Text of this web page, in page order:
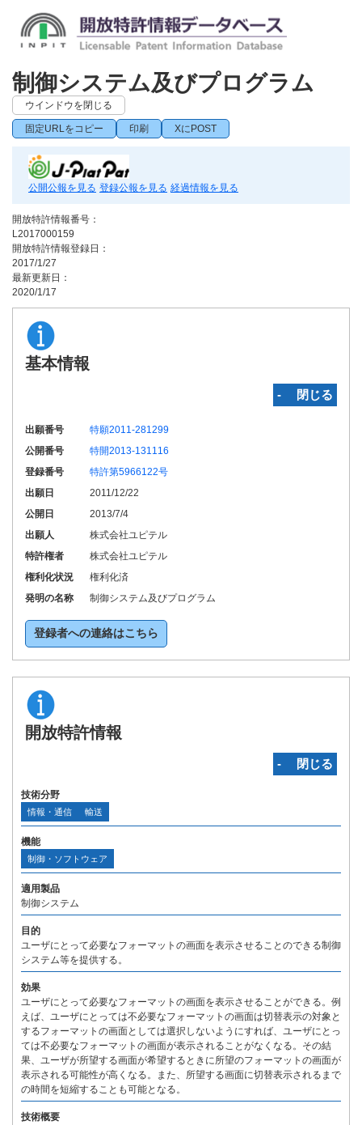
制御システム及びプログラム
ウインドウを閉じる
固定URLをコピー 印刷 XにPOST
公開公報を見る 登録公報を見る 経過情報を見る
開放特許情報番号：
L2017000159
開放特許情報登録日：
2017/1/27
最新更新日：
2020/1/17
基本情報
‐ 閉じる
出願番号
特願2011-281299
公開番号
特開2013-131116
登録番号
特許第5966122号
出願日
2011/12/22
公開日
2013/7/4
出願人
株式会社ユピテル
特許権者
株式会社ユピテル
権利化状況
権利化済
発明の名称
制御システム及びプログラム
登録者への連絡はこちら
開放特許情報
‐ 閉じる
技術分野
情報・通信 輸送
機能
制御・ソフトウェア
適用製品
制御システム
目的
ユーザにとって必要なフォーマットの画面を表示させることのできる制御
システム等を提供する。
効果
ユーザにとって必要なフォーマットの画面を表示させることができる。例
えば、ユーザにとっては不必要なフォーマットの画面は切替表示の対象と
するフォーマットの画面としては選択しないようにすれば、ユーザにとっ
ては不必要なフォーマットの画面が表示されることがなくなる。その結
果、ユーザが所望する画面が希望するときに所望のフォーマットの画面が
表示される可能性が高くなる。また、所望する画面に切替表示されるまで
の時間を短縮することも可能となる。
技術概要